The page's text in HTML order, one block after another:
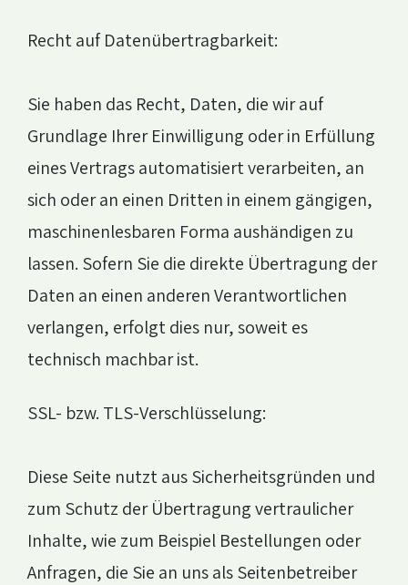
Recht auf Datenübertragbarkeit:
Sie haben das Recht, Daten, die wir auf
Grundlage Ihrer Einwilligung oder in Erfüllung
eines Vertrags automatisiert verarbeiten, an
sich oder an einen Dritten in einem gängigen,
maschinenlesbaren Forma aushändigen zu
lassen. Sofern Sie die direkte Übertragung der
Daten an einen anderen Verantwortlichen
verlangen, erfolgt dies nur, soweit es
technisch machbar ist.
SSL- bzw. TLS-Verschlüsselung:
Diese Seite nutzt aus Sicherheitsgründen und
zum Schutz der Übertragung vertraulicher
Inhalte, wie zum Beispiel Bestellungen oder
Anfragen, die Sie an uns als Seitenbetreiber